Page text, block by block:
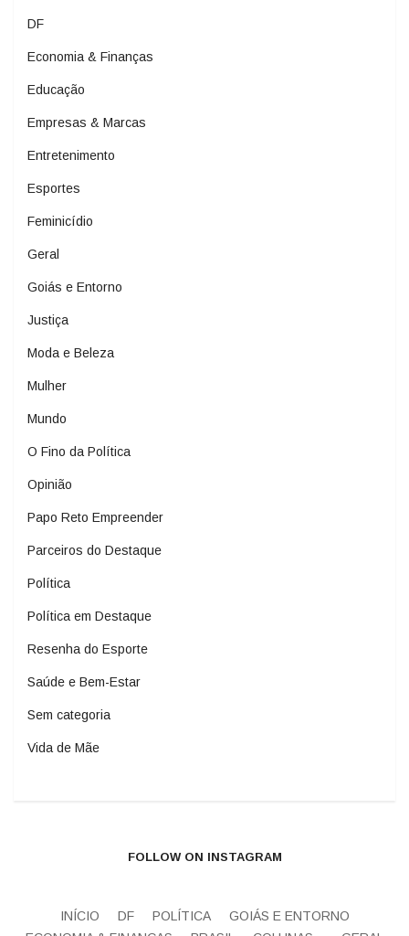
DF
Economia & Finanças
Educação
Empresas & Marcas
Entretenimento
Esportes
Feminicídio
Geral
Goiás e Entorno
Justiça
Moda e Beleza
Mulher
Mundo
O Fino da Política
Opinião
Papo Reto Empreender
Parceiros do Destaque
Política
Política em Destaque
Resenha do Esporte
Saúde e Bem-Estar
Sem categoria
Vida de Mãe
FOLLOW ON INSTAGRAM
INÍCIO DF POLÍTICA
GOIÁS E ENTORNO